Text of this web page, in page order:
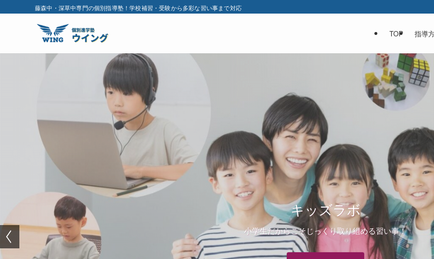
藤森中・深草中専門の個別指導塾！学校補習・受験から多彩な習い事まで対応
TOP 指導
ウイングの夏期講習
一緒に、自分史上最高の夏にしませんか？
個別進学塾ウイング
藤森中学・深草中学専門塾
キッズラボ
小学生だからこそじっくり取り組める習い事！